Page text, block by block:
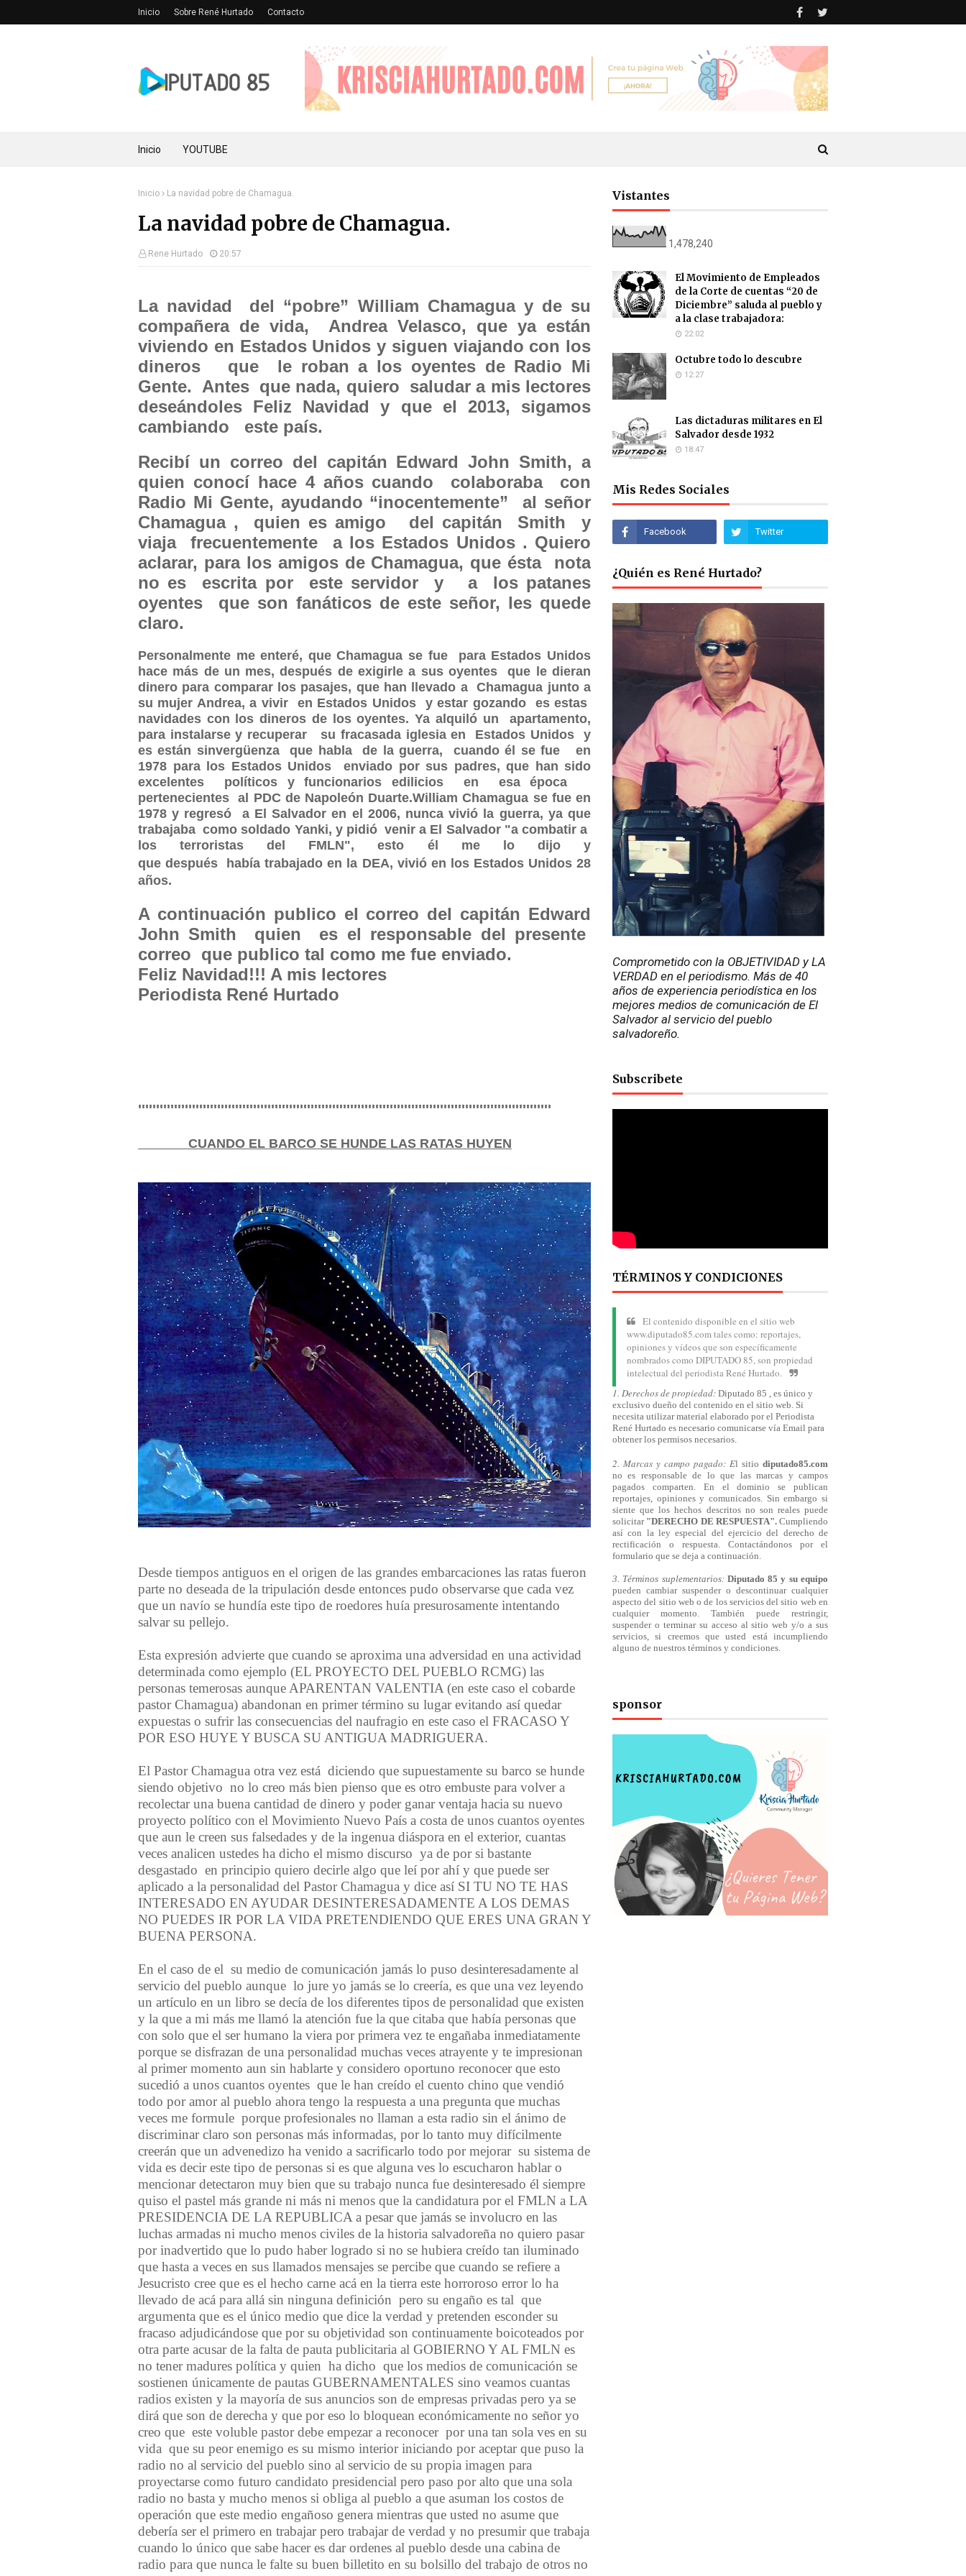
Inicio Sobre René Hurtado Contacto
Inicio YOUTUBE
Inicio La navidad pobre de Chamagua.
La navidad pobre de Chamagua.
Rene Hurtado 20:57
La navidad del “pobre” William Chamagua y de su
compañera de vida, Andrea Velasco, que ya están
viviendo en Estados Unidos y siguen viajando con los
dineros que le roban a los oyentes de Radio Mi
Gente. Antes que nada, quiero saludar a mis lectores
deseándoles Feliz Navidad y que el 2013, sigamos
cambiando este país.
Recibí un correo del capitán Edward John Smith, a
quien conocí hace 4 años cuando colaboraba con
Radio Mi Gente, ayudando “inocentemente” al señor
Chamagua , quien es amigo del capitán Smith y
viaja frecuentemente a los Estados Unidos . Quiero
aclarar, para los amigos de Chamagua, que ésta nota
no es escrita por este servidor y a los patanes
oyentes que son fanáticos de este señor, les quede
claro.
Personalmente me enteré, que Chamagua se fue para Estados Unidos
hace más de un mes, después de exigirle a sus oyentes que le dieran
dinero para comparar los pasajes, que han llevado a Chamagua junto a
su mujer Andrea, a vivir en Estados Unidos y estar gozando es estas
navidades con los dineros de los oyentes. Ya alquiló un apartamento,
para instalarse y recuperar su fracasada iglesia en Estados Unidos y
es están sinvergüenza que habla de la guerra, cuando él se fue en
1978 para los Estados Unidos enviado por sus padres, que han sido
excelentes políticos y funcionarios edilicios en esa época
pertenecientes al PDC de Napoleón Duarte.William Chamagua se fue en
1978 y regresó a El Salvador en el 2006, nunca vivió la guerra, ya que
trabajaba como soldado Yanki, y pidió venir a El Salvador "a combatir a
los terroristas del FMLN", esto él me lo dijo y
quedespués había trabajado en la DEA, vivió en los Estados Unidos 28
años.
A continuación publico el correo del capitán Edward
John Smith quien es el responsable del presente
correo que publico tal como me fue enviado.
Feliz Navidad!!! A mis lectores
Periodista René Hurtado
'''''''''''''''''''''''''''''''''''''''''''''''''''''''''''''''''''''''''''''''''''''''''''''''''''''''''''''''''''
CUANDO EL BARCO SE HUNDE LAS RATAS HUYEN
Desde tiempos antiguos en el origen de las grandes embarcaciones las ratas fueron
parte no deseada de la tripulación desde entonces pudo observarse que cada vez
que un navío se hundía este tipo de roedores huía presurosamente intentando
salvar su pellejo.
Esta expresión advierte que cuando se aproxima una adversidad en una actividad
determinada como ejemplo (EL PROYECTO DEL PUEBLO RCMG) las
personas temerosas aunque APARENTAN VALENTIA (en este caso el cobarde
pastor Chamagua) abandonan en primer término su lugar evitando así quedar
expuestas o sufrir las consecuencias del naufragio en este caso el FRACASO Y
POR ESO HUYE Y BUSCA SU ANTIGUA MADRIGUERA.
El Pastor Chamagua otra vez está diciendo que supuestamente su barco se hunde
siendo objetivo no lo creo más bien pienso que es otro embuste para volver a
recolectar una buena cantidad de dinero y poder ganar ventaja hacia su nuevo
proyecto político con el Movimiento Nuevo País a costa de unos cuantos oyentes
que aun le creen sus falsedades y de la ingenua diáspora en el exterior, cuantas
veces analicen ustedes ha dicho el mismo discurso ya de por si bastante
desgastado en principio quiero decirle algo que leí por ahí y que puede ser
aplicado a la personalidad del Pastor Chamagua y dice así SI TU NO TE HAS
INTERESADO EN AYUDAR DESINTERESADAMENTE A LOS DEMAS
NO PUEDES IR POR LA VIDA PRETENDIENDO QUE ERES UNA GRAN Y
BUENA PERSONA.
En el caso de el su medio de comunicación jamás lo puso desinteresadamente al
servicio del pueblo aunque lo jure yo jamás se lo creería, es que una vez leyendo
un artículo en un libro se decía de los diferentes tipos de personalidad que existen
y la que a mi más me llamó la atención fue la que citaba que había personas que
con solo que el ser humano la viera por primera vez te engañaba inmediatamente
porque se disfrazan de una personalidad muchas veces atrayente y te impresionan
al primer momento aun sin hablarte y considero oportuno reconocer que esto
sucedió a unos cuantos oyentes que le han creído el cuento chino que vendió
todo por amor al pueblo ahora tengo la respuesta a una pregunta que muchas
veces me formule porque profesionales no llaman a esta radio sin el ánimo de
discriminar claro son personas más informadas, por lo tanto muy difícilmente
creerán que un advenedizo ha venido a sacrificarlo todo por mejorar su sistema de
vida es decir este tipo de personas si es que alguna ves lo escucharon hablar o
mencionar detectaron muy bien que su trabajo nunca fue desinteresado él siempre
quiso el pastel más grande ni más ni menos que la candidatura por el FMLN a LA
PRESIDENCIA DE LA REPUBLICA a pesar que jamás se involucro en las
luchas armadas ni mucho menos civiles de la historia salvadoreña no quiero pasar
por inadvertido que lo pudo haber logrado si no se hubiera creído tan iluminado
que hasta a veces en sus llamados mensajes se percibe que cuando se refiere a
Jesucristo cree que es el hecho carne acá en la tierra este horroroso error lo ha
llevado de acá para allá sin ninguna definición pero su engaño es tal que
argumenta que es el único medio que dice la verdad y pretenden esconder su
fracaso adjudicándose que por su objetividad son continuamente boicoteados por
otra parte acusar de la falta de pauta publicitaria al GOBIERNO Y AL FMLN es
no tener madures política y quien ha dicho que los medios de comunicación se
sostienen únicamente de pautas GUBERNAMENTALES sino veamos cuantas
radios existen y la mayoría de sus anuncios son de empresas privadas pero ya se
dirá que son de derecha y que por eso lo bloquean económicamente no señor yo
creo que este voluble pastor debe empezar a reconocer por una tan sola ves en su
vida que su peor enemigo es su mismo interior iniciando por aceptar que puso la
radio no al servicio del pueblo sino al servicio de su propia imagen para
proyectarse como futuro candidato presidencial pero paso por alto que una sola
radio no basta y mucho menos si obliga al pueblo a que asuman los costos de
operación que este medio engañoso genera mientras que usted no asume que
debería ser el primero en trabajar pero trabajar de verdad y no presumir que trabaja
cuando lo único que sabe hacer es dar ordenes al pueblo desde una cabina de
radio para que nunca le falte su buen billetito en su bolsillo del trabajo de otros no
Vistantes
1,478,240
El Movimiento de Empleados
de la Corte de cuentas “20 de
Diciembre” saluda al pueblo y
a la clase trabajadora:
22:02
Octubre todo lo descubre
12:27
Las dictaduras militares en El
Salvador desde 1932
18:47
Mis Redes Sociales
¿Quién es René Hurtado?
Comprometido con la OBJETIVIDAD y LA
VERDAD en el periodismo. Más de 40
años de experiencia periodística en los
mejores medios de comunicación de El
Salvador al servicio del pueblo
salvadoreño.
Subscribete
TÉRMINOS Y CONDICIONES
El contenido disponible en el sitio web
www.diputado85.com tales como: reportajes,
opiniones y vídeos que son específicamente
nombrados como DIPUTADO 85, son propiedad
intelectual del periodista René Hurtado.
1. Derechos de propiedad: Diputado 85 , es único y
exclusivo dueño del contenido en el sitio web. Si
necesita utilizar material elaborado por el Periodista
René Hurtado es necesario comunicarse vía Email para
obtener los permisos necesarios.
2. Marcas y campo pagado: El sitio diputado85.com
no es responsable de lo que las marcas y campos
pagados comparten. En el dominio se publican
reportajes, opiniones y comunicados. Sin embargo si
siente que los hechos descritos no son reales puede
solicitar "DERECHO DE RESPUESTA".Cumpliendo
así con la ley especial del ejercicio del derecho de
rectificación o respuesta. Contactándonos por el
formulario que se deja a continuación.
3. Términos suplementarios: Diputado 85 y su equipo
pueden cambiar suspender o descontinuar cualquier
aspecto del sitio web o de los servicios del sitio web en
cualquier momento. También puede restringir,
suspender o terminar su acceso al sitio web y/o a sus
servicios, si creemos que usted está incumpliendo
alguno de nuestros términos y condiciones.
sponsor